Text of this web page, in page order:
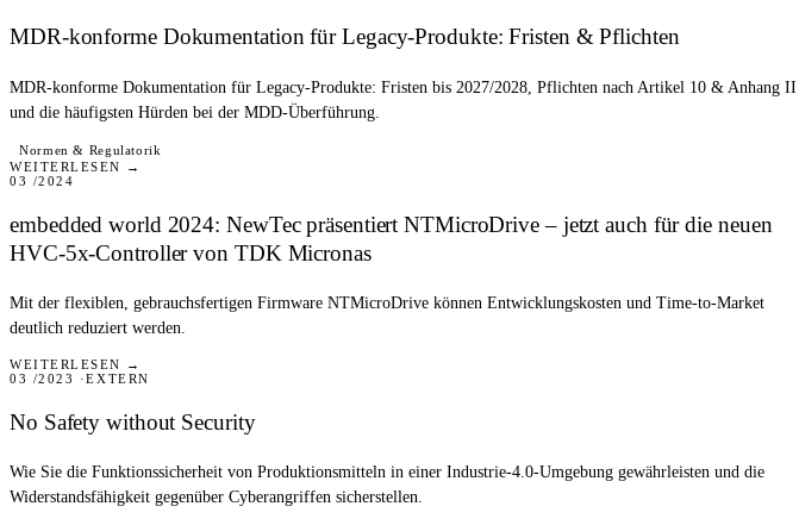
MDR-konforme Dokumentation für Legacy-Produkte: Fristen & Pflichten
MDR-konforme Dokumentation für Legacy-Produkte: Fristen bis 2027/2028, Pflichten nach Artikel 10 & Anhang II
und die häufigsten Hürden bei der MDD-Überführung.
Normen & Regulatorik
WEITERLESEN →
PRESSE
03 /2024
embedded world 2024: NewTec präsentiert NTMicroDrive – jetzt auch für die neuen
HVC-5x-Controller von TDK Micronas
Mit der flexiblen, gebrauchsfertigen Firmware NTMicroDrive können Entwicklungskosten und Time-to-Market
deutlich reduziert werden.
WEITERLESEN →
03 /2023 EXTERN
No Safety without Security
Wie Sie die Funktionssicherheit von Produktionsmitteln in einer Industrie-4.0-Umgebung gewährleisten und die
Widerstandsfähigkeit gegenüber Cyberangriffen sicherstellen.